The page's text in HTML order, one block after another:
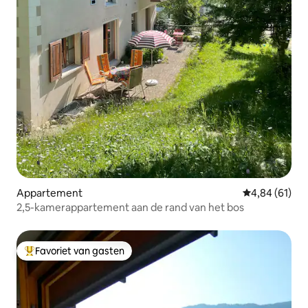
Appartement Gemiddelde
4,84 (61)
2,5-kamerappartement aan de rand van het bos
Topfavoriet van gasten
Favoriet van gasten